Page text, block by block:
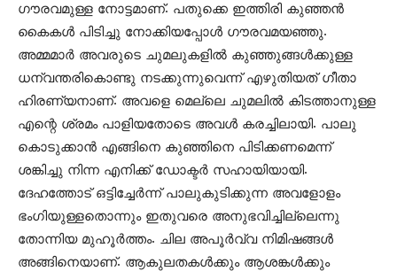
ഗൗരവമുള്ള നോട്ടമാണ്. പതുക്കെ ഇത്തിരി കുഞ്ഞൻ
കൈകൾ പിടിച്ചു നോക്കിയപ്പോൾ ഗൗരവമയഞ്ഞു.
അമ്മമാർ അവരുടെ ചുമലുകളിൽ കുഞ്ഞുങ്ങൾക്കുള്ള
ധന്വന്തരികൊണ്ടു നടക്കുന്നുവെന്ന് എഴുതിയത് ഗീതാ
ഹിരണ്യനാണ്. അവളെ മെല്ലെ ചുമലിൽ കിടത്താനുള്ള
എന്റെ ശ്രമം പാളിയതോടെ അവൾ കരച്ചിലായി. പാലു
കൊടുക്കാൻ എങ്ങിനെ കുഞ്ഞിനെ പിടിക്കണമെന്ന്
ശങ്കിച്ചു നിന്ന എനിക്ക് ഡോക്ടർ സഹായിയായി.
ദേഹത്തോട് ഒട്ടിച്ചേർന്ന് പാലുകുടിക്കുന്ന അവളോളം
ഭംഗിയുള്ളതൊന്നും ഇതുവരെ അനുഭവിച്ചില്ലെന്നു
തോന്നിയ മുഹൂർത്തം. ചില അപൂർവ്വ നിമിഷങ്ങൾ
അങ്ങിനെയാണ്. ആകുലതകൾക്കും ആശങ്കൾക്കും